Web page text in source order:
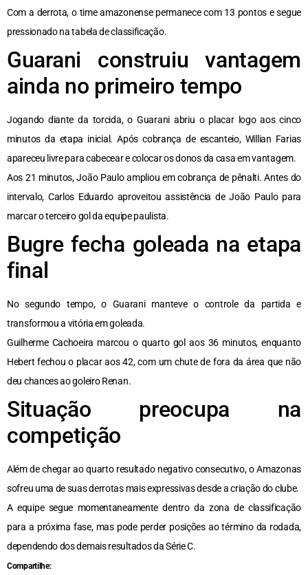
Com a derrota, o time amazonense permanece com 13 pontos e segue
pressionado na tabela de classificação.
Guarani construiu vantagem
ainda no primeiro tempo
Jogando diante da torcida, o Guarani abriu o placar logo aos cinco
minutos da etapa inicial. Após cobrança de escanteio, Willian Farias
apareceu livre para cabecear e colocar os donos da casa em vantagem.
Aos 21 minutos, João Paulo ampliou em cobrança de pênalti. Antes do
intervalo, Carlos Eduardo aproveitou assistência de João Paulo para
marcar o terceiro gol da equipe paulista.
Bugre fecha goleada na etapa
final
No segundo tempo, o Guarani manteve o controle da partida e
transformou a vitória em goleada.
Guilherme Cachoeira marcou o quarto gol aos 36 minutos, enquanto
Hebert fechou o placar aos 42, com um chute de fora da área que não
deu chances ao goleiro Renan.
Situação preocupa na
competição
Além de chegar ao quarto resultado negativo consecutivo, o Amazonas
sofreu uma de suas derrotas mais expressivas desde a criação do clube.
A equipe segue momentaneamente dentro da zona de classificação
para a próxima fase, mas pode perder posições ao término da rodada,
dependendo dos demais resultados da Série C.
Compartilhe: